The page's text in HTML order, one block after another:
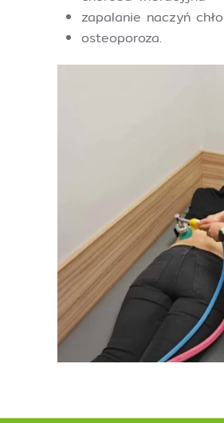
zapalanie naczyń
osteoporoza.